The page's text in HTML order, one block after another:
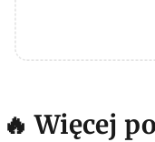
🔥 Więcej